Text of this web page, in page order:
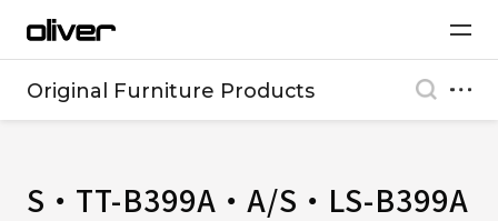
Original Furniture Products
S・TT-B399A・A/S・LS-B399A